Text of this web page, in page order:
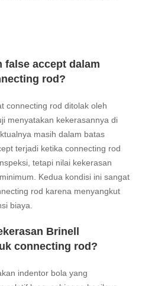
false accept dalam
rod?
connecting rod ditolak oleh
menyatakan kekerasannya di
masih dalam batas
terjadi ketika connecting rod
tetapi nilai kekerasan
Kedua kondisi ini sangat
rod karena menyangkut
biaya.
Brinell
connecting rod?
indentor bola yang